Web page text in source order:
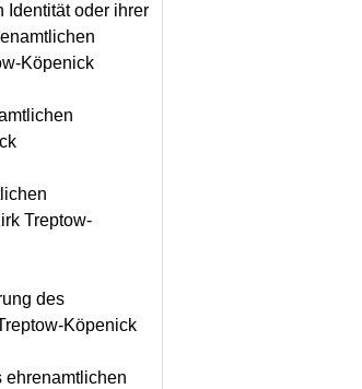
Identität oder ihrer
Köpenick
Treptow-
des
Köpenick
ehrenamtlichen